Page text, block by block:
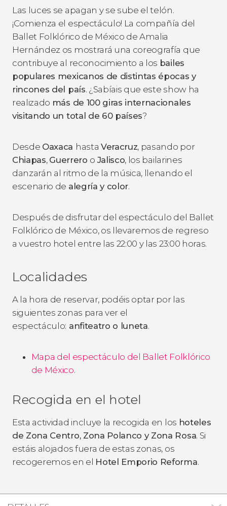
Las luces se apagan y se sube el telón.
¡Comienza el espectáculo! La compañía del
Ballet Folklórico de México de Amalia
Hernández os mostrará una coreografía que
contribuye al reconocimiento a los bailes
populares mexicanos de distintas épocas y
rincones del país. ¿Sabíais que este show ha
realizado más de 100 giras internacionales
visitando un total de 60 países?
Desde Oaxaca hasta Veracruz, pasando por
Chiapas, Guerrero oJalisco, los bailarines
danzarán al ritmo de la música, llenando el
escenario de alegría y color.
Después de disfrutar del espectáculo del Ballet
Folklórico de México, os llevaremos de regreso
a vuestro hotel entre las 22:00 y las 23:00 horas.
Localidades
A la hora de reservar, podéis optar por las
siguientes zonas para ver el
espectáculo: anfiteatro o luneta.
Mapa del espectáculo del Ballet Folklórico
de México.
Recogida en el hotel
Esta actividad incluye la recogida en los hoteles
de Zona Centro, Zona Polanco y Zona Rosa. Si
estáis alojados fuera de estas zonas, os
recogeremos en el Hotel Emporio Reforma.